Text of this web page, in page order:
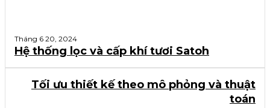
Tháng 6 20, 2024
Hệ thống lọc và cấp khí tươi Satoh
Tối ưu thiết kế theo mô phỏng và thuật
toán